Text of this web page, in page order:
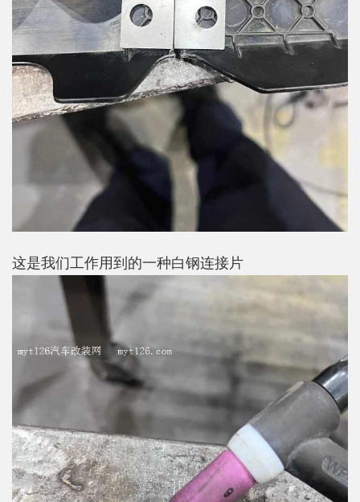
这是我们工作用到的一种白钢连接片